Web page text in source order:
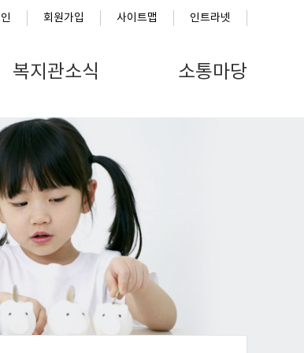
회원가입 사이트맵 인트라넷
복지관소식 소통마당